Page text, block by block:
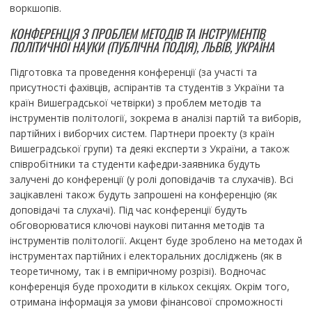
воркшопів.
КОНФЕРЕНЦІЯ З ПРОБЛЕМ МЕТОДІВ ТА ІНСТРУМЕНТІВ
ПОЛІТИЧНОЇ НАУКИ (ПУБЛІЧНА ПОДІЯ), ЛЬВІВ, УКРАЇНА
Підготовка та проведення конференції (за участі та
присутності фахівців, аспірантів та студентів з України та
країн Вишеградської четвірки) з проблем методів та
інструментів політології, зокрема в аналізі партій та виборів,
партійних і виборчих систем. Партнери проекту (з країн
Вишеградської групи) та деякі експерти з України, а також
співробітники та студенти кафедри-заявника будуть
залучені до конференції (у ролі доповідачів та слухачів). Всі
зацікавлені також будуть запрошені на конференцію (як
доповідачі та слухачі). Під час конференції будуть
обговорюватися ключові наукові питання методів та
інструментів політології. Акцент буде зроблено на методах й
інструментах партійних і електоральних досліджень (як в
теоретичному, так і в емпіричному розрізі). Водночас
конференція буде проходити в кількох секціях. Окрім того,
отримана інформація за умови фінансової спроможності